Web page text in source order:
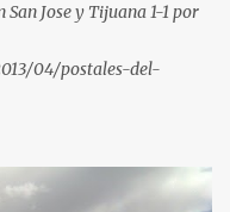
Jose y Tijuana 1-1 por
04/postales-del-